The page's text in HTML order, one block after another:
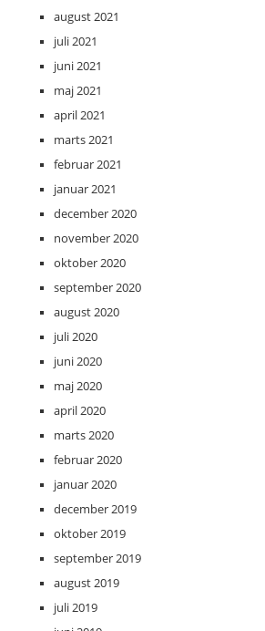
august 2021
juli 2021
juni 2021
maj 2021
april 2021
marts 2021
februar 2021
januar 2021
december 2020
november 2020
oktober 2020
september 2020
august 2020
juli 2020
juni 2020
maj 2020
april 2020
marts 2020
februar 2020
januar 2020
december 2019
oktober 2019
september 2019
august 2019
juli 2019